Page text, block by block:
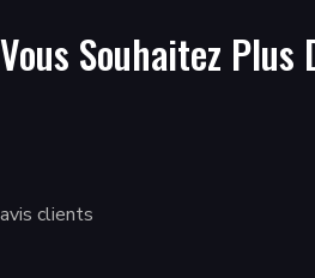
Vous Souhaitez
avis clients